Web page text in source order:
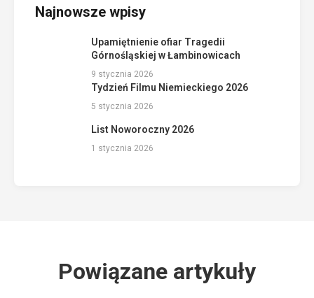
Najnowsze wpisy
Upamiętnienie ofiar Tragedii
Górnośląskiej w Łambinowicach
9 stycznia 2026
Tydzień Filmu Niemieckiego 2026
5 stycznia 2026
List Noworoczny 2026
1 stycznia 2026
Powiązane artykuły